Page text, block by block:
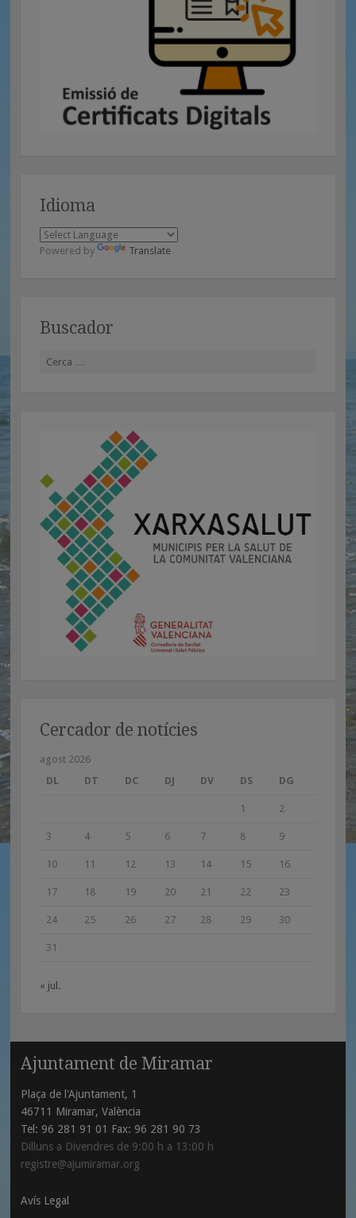
Idioma
Powered by Translate
Buscador
Cerca:
Cercador de notícies
agost 2026
DL
DT DC DJ DV DS DG
1 2
3 4 5 6 7 8 9
10 11 12 13 14 15 16
17 18 19 20 21 22 23
24 25 26 27 28 29 30
31
« jul.
Ajuntament de Miramar
Plaça de l'Ajuntament, 1
46711 Miramar, València
Tel: 96 281 91 01 Fax: 96 281 90 73
Dilluns a Divendres de 9:00 h a 13:00 h
registre@ajumiramar.org
Avís Legal